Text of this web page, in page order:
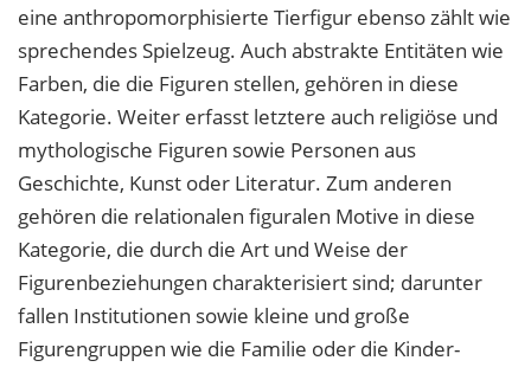
eine anthropomorphisierte Tierfigur ebenso zählt wie
sprechendes Spielzeug. Auch abstrakte Entitäten wie
Farben, die die Figuren stellen, gehören in diese
Kategorie. Weiter erfasst letztere auch religiöse und
mythologische Figuren sowie Personen aus
Geschichte, Kunst oder Literatur. Zum anderen
gehören die relationalen figuralen Motive in diese
Kategorie, die durch die Art und Weise der
Figurenbeziehungen charakterisiert sind; darunter
fallen Institutionen sowie kleine und große
Figurengruppen wie die Familie oder die Kinder-